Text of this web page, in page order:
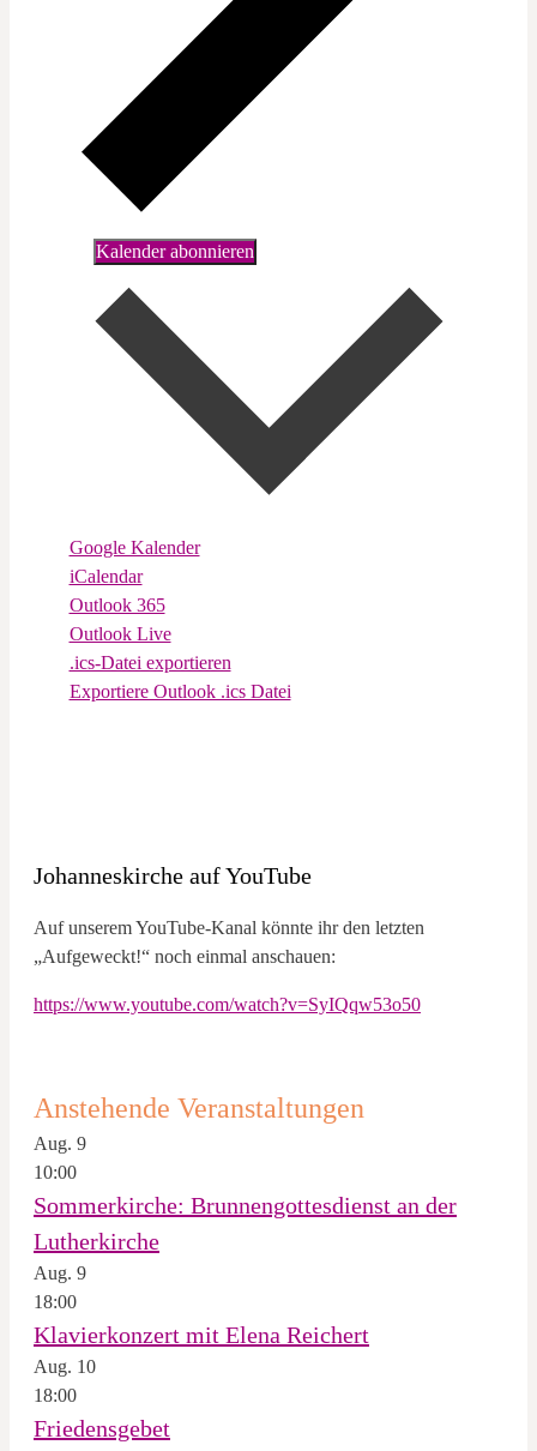
Kalender abonnieren
Google Kalender
iCalendar
Outlook 365
Outlook Live
.ics-Datei exportieren
Exportiere Outlook .ics Datei
Johanneskirche auf YouTube
Auf unserem YouTube-Kanal könnte ihr den letzten
„Aufgeweckt!“ noch einmal anschauen:
https://www.youtube.com/watch?v=SyIQqw53o50
Anstehende Veranstaltungen
Aug. 9
10:00
Sommerkirche: Brunnengottesdienst an der
Lutherkirche
Aug. 9
18:00
Klavierkonzert mit Elena Reichert
Aug. 10
18:00
Friedensgebet